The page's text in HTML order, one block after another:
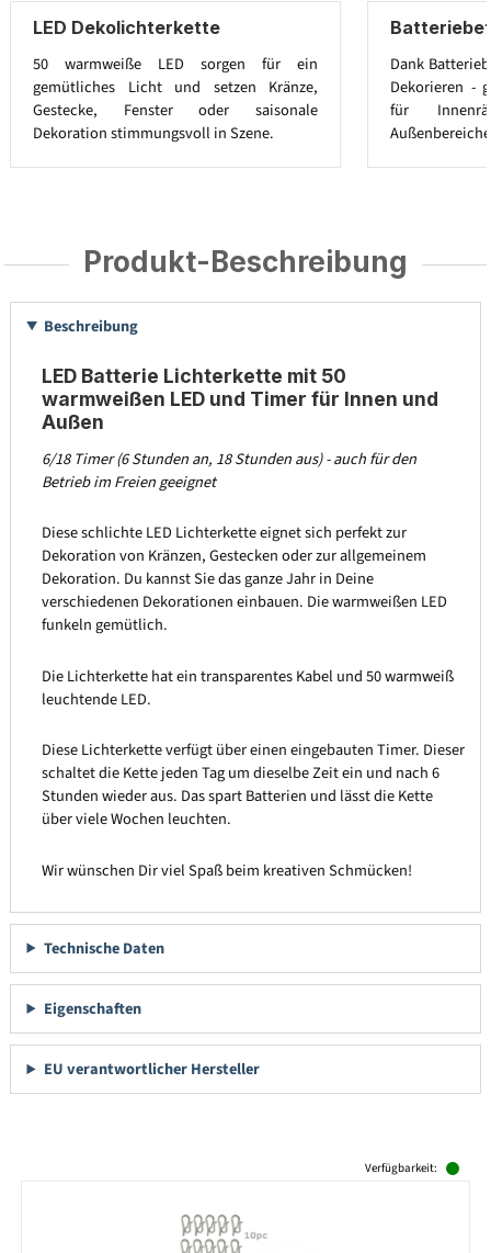
LED Dekolichterkette
50 warmweiße LED sorgen für ein
gemütliches Licht und setzen Kränze,
Gestecke, Fenster oder saisonale
Dekoration stimmungsvoll in Szene.
Dank
Dekorieren -
für
Produkt-Beschreibung
Beschreibung
LED Batterie Lichterkette mit 50
warmweißen LED und Timer für Innen und
Außen
6/18 Timer (6 Stunden an, 18 Stunden aus) - auch für den
Betrieb im Freien geeignet
Diese schlichte LED Lichterkette eignet sich perfekt zur
Dekoration von Kränzen, Gestecken oder zur allgemeinem
Dekoration. Du kannst Sie das ganze Jahr in Deine
verschiedenen Dekorationen einbauen. Die warmweißen LED
funkeln gemütlich.
Die Lichterkette hat ein transparentes Kabel und 50 warmweiß
leuchtende LED.
Diese Lichterkette verfügt über einen eingebauten Timer. Dieser
schaltet die Kette jeden Tag um dieselbe Zeit ein und nach 6
Stunden wieder aus. Das spart Batterien und lässt die Kette
über viele Wochen leuchten.
Wir wünschen Dir viel Spaß beim kreativen Schmücken!
Technische Daten
Eigenschaften
EU verantwortlicher Hersteller
Verfügbarkeit: